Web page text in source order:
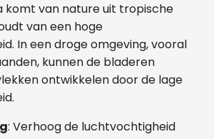
komt van nature uit tropische
van een hoge
In een droge omgeving, vooral
kunnen de bladeren
ontwikkelen door de lage
: Verhoog de luchtvochtigheid